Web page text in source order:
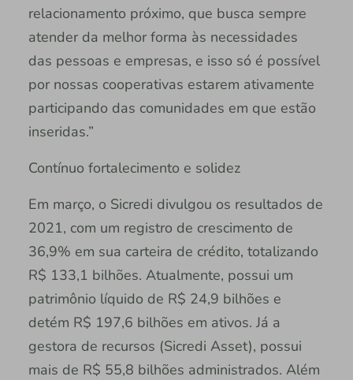
relacionamento próximo, que busca sempre
atender da melhor forma às necessidades
das pessoas e empresas, e isso só é possível
por nossas cooperativas estarem ativamente
participando das comunidades em que estão
inseridas.”
Contínuo fortalecimento e solidez
Em março, o Sicredi divulgou os resultados de
2021, com um registro de crescimento de
36,9% em sua carteira de crédito, totalizando
R$ 133,1 bilhões. Atualmente, possui um
patrimônio líquido de R$ 24,9 bilhões e
detém R$ 197,6 bilhões em ativos. Já a
gestora de recursos (Sicredi Asset), possui
mais de R$ 55,8 bilhões administrados. Além